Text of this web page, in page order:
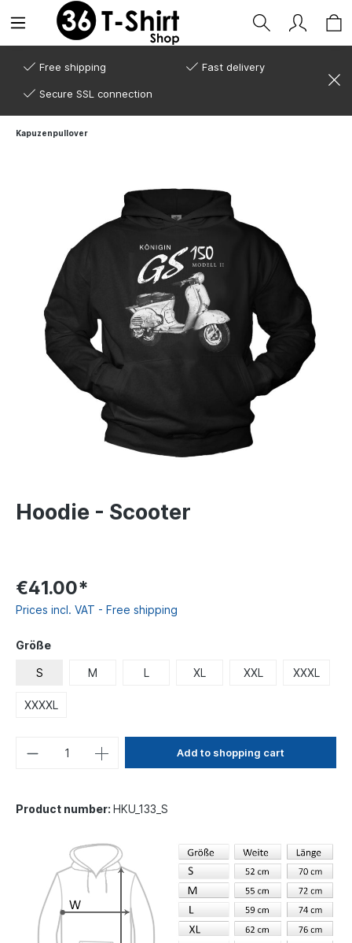
Free shipping Fast delivery
Secure SSL connection
Kapuzenpullover
Hoodie - Scooter
€41.00*
Prices incl. VAT - Free shipping
Größe
S M L XL XXL XXXL
XXXXL
Add to shopping cart
Product number: HKU_133_S